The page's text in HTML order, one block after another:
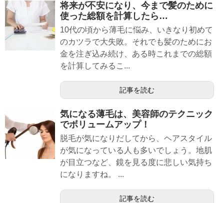
将来が不安になり、今まで髪のために
使った総額を計算したら…
10代の頃から薄毛に悩み、いきなり初めて
のカツラで大失敗。それでも髪のためにお
金を注ぎ込み続け、ある時これまでの総額
を計算してみるこ...
記事を読む
気になる薄毛は、美容師のテクニック
でボリュームアップ！
脱毛が気になりだしてから、ヘアスタイル
が気になっている人も多いでしょう。地肌
が目立つなど、鏡を見る度に悲しい気持ち
になりますね。 ...
記事を読む